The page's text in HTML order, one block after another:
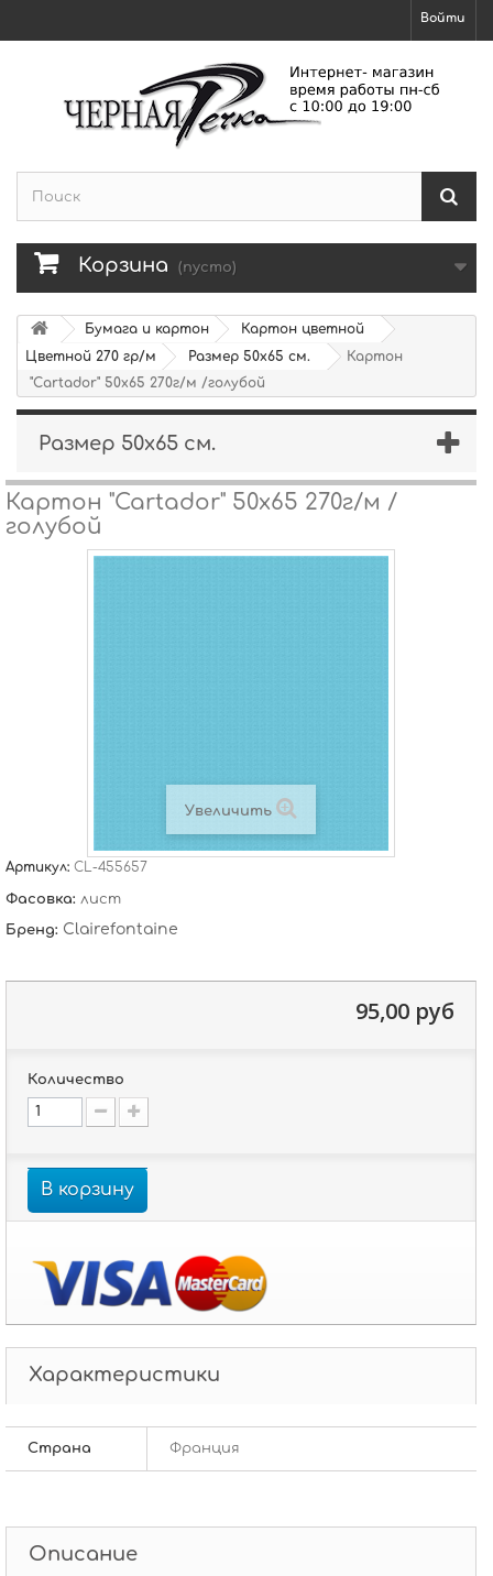
Войти
Корзина (пусто)
Бумага и картон
Картон цветной
Цветной 270 гр/м
Размер 50х65 см.
Картон
"Cartador" 50х65 270г/м /голубой
Размер 50х65 см.
Картон "Cartador" 50х65 270г/м /
голубой
Увеличить
Артикул: CL-455657
Фасовка: лист
Бренд: Clairefontaine
95,00 руб
Количество
В корзину
Характеристики
Страна Франция
Описание